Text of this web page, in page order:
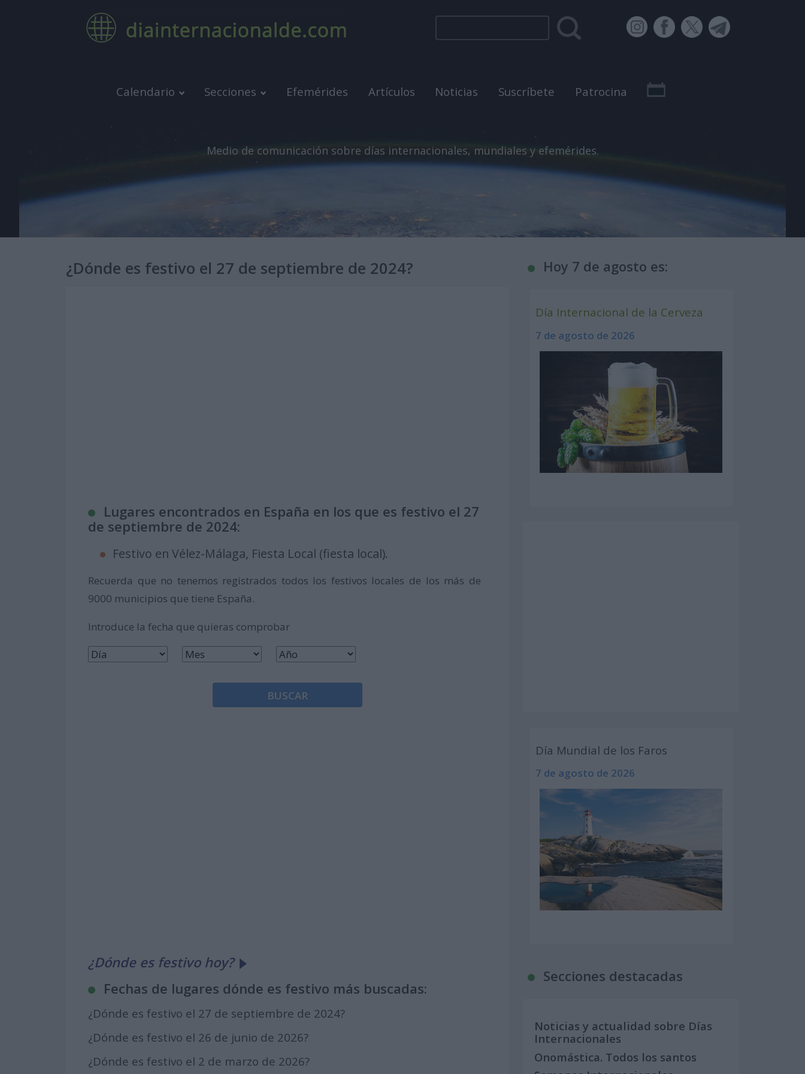
Calendario Secciones Efemérides Artículos Noticias Suscríbete Patrocina
Medio de comunicación sobre días internacionales, mundiales y efemérides.
¿Dónde es festivo el 27 de septiembre de 2024?
Lugares encontrados en España en los que es festivo el 27
de septiembre de 2024:
Festivo en Vélez-Málaga, Fiesta Local (fiesta local).
Recuerda que no tenemos registrados todos los festivos locales de los más de
9000 municipios que tiene España.
Introduce la fecha que quieras comprobar
¿Dónde es festivo hoy?
Fechas de lugares dónde es festivo más buscadas:
¿Dónde es festivo el 27 de septiembre de 2024?
¿Dónde es festivo el 26 de junio de 2026?
¿Dónde es festivo el 2 de marzo de 2026?
Hoy 7 de agosto es:
Día Internacional de la Cerveza
7 de agosto de 2026
Día Mundial de los Faros
7 de agosto de 2026
Secciones destacadas
Noticias y actualidad sobre Días
Internacionales
Onomástica. Todos los santos